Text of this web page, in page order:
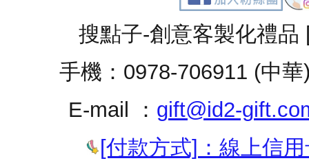
搜點子-創意客製化禮
手機：0978-706911 (中
E-mail ： gift@id2-
[付款方式]：線上信